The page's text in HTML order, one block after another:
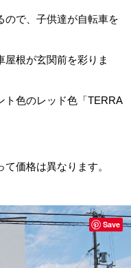
ので、子供達が自転車を
根が玄関前を彩りま
ト色のレッド色「TERRA
価格は異なります。
Save